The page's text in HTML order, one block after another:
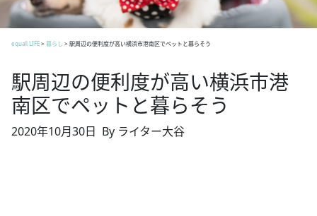
equall LIFE> 暮らし > 駅周辺の便利度が高い横浜市港南区でペットと暮らそう
駅周辺の便利度が高い横浜市港
南区でペットと暮らそう
2020年10月30日 By ライター大谷